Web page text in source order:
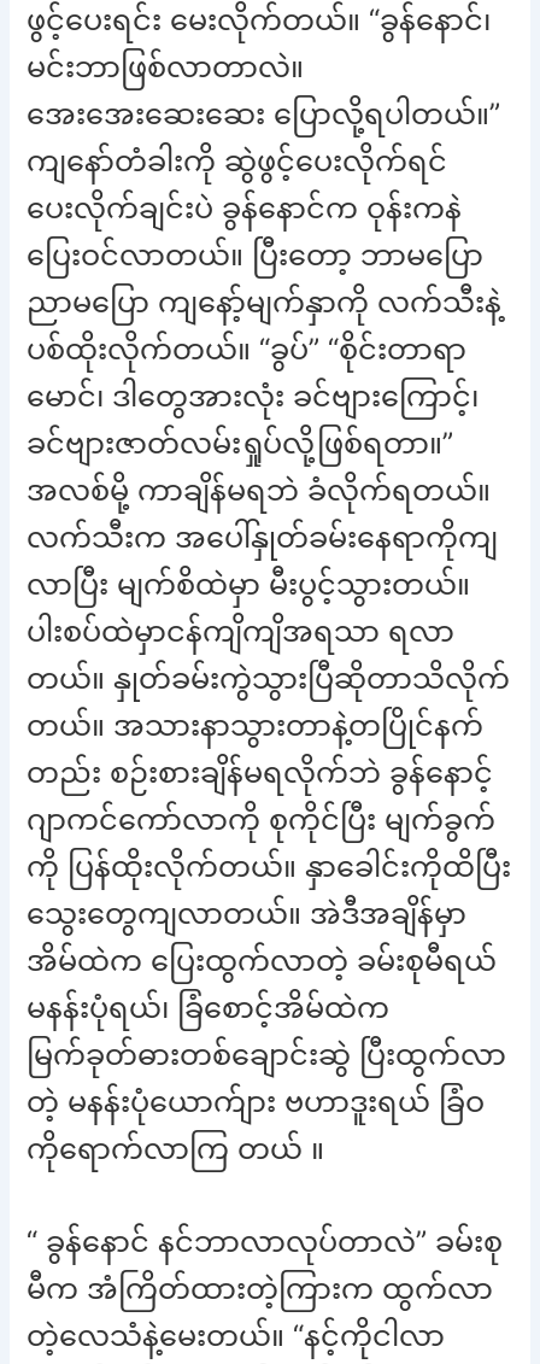
ဖွင့်ပေးရင်း မေးလိုက်တယ်။ “ခွန်နောင်၊
မင်းဘာဖြစ်လာတာလဲ။
အေးအေးဆေးဆေး ပြောလို့ရပါတယ်။”
ကျနော်တံခါးကို ဆွဲဖွင့်ပေးလိုက်ရင်
ပေးလိုက်ချင်းပဲ ခွန်နောင်က ဝုန်းကနဲ
ပြေးဝင်လာတယ်။ ပြီးတော့ ဘာမပြော
ညာမပြော ကျနော့်မျက်နှာကို လက်သီးနဲ့
ပစ်ထိုးလိုက်တယ်။ “ခွပ်” “စိုင်းတာရာ
မောင်၊ ဒါတွေအားလုံး ခင်ဗျားကြောင့်၊
ခင်ဗျားဇာတ်လမ်းရှုပ်လို့ဖြစ်ရတာ။”
အလစ်မို့ ကာချိန်မရဘဲ ခံလိုက်ရတယ်။
လက်သီးက အပေါ်နှုတ်ခမ်းနေရာကိုကျ
လာပြီး မျက်စိထဲမှာ မီးပွင့်သွားတယ်။
ပါးစပ်ထဲမှာငန်ကျိကျိအရသာ ရလာ
တယ်။ နှုတ်ခမ်းကွဲသွားပြီဆိုတာသိလိုက်
တယ်။ အသားနာသွားတာနဲ့တပြိုင်နက်
တည်း စဉ်းစားချိန်မရလိုက်ဘဲ ခွန်နောင့်
ဂျာကင်ကော်လာကို စုကိုင်ပြီး မျက်ခွက်
ကို ပြန်ထိုးလိုက်တယ်။ နှာခေါင်းကိုထိပြီး
သွေးတွေကျလာတယ်။ အဲဒီအချိန်မှာ
အိမ်ထဲက ပြေးထွက်လာတဲ့ ခမ်းစုမီရယ်
မနန်းပုံရယ်၊ ခြံစောင့်အိမ်ထဲက
မြက်ခုတ်ဓားတစ်ချောင်းဆွဲ ပြီးထွက်လာ
တဲ့ မနန်းပုံယောက်ျား ဗဟာဒူးရယ် ခြံဝ
ကိုရောက်လာကြ တယ် ။
“ ခွန်နောင် နင်ဘာလာလုပ်တာလဲ” ခမ်းစု
မီက အံကြိတ်ထားတဲ့ကြားက ထွက်လာ
တဲ့လေသံနဲ့မေးတယ်။ “နင့်ကိုငါလာ